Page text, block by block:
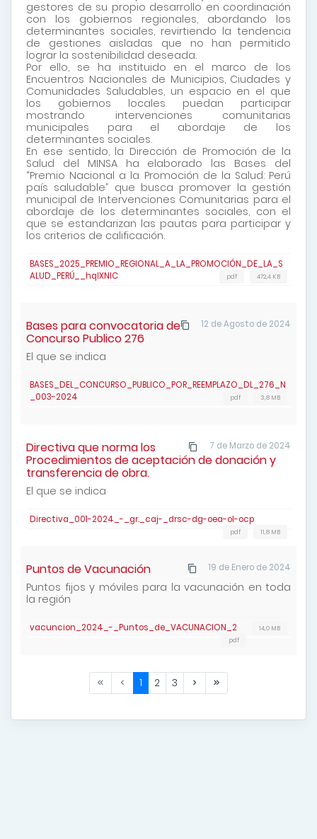
gestores de su propio desarrollo en coordinación
con los gobiernos regionales, abordando los
determinantes sociales, revirtiendo la tendencia
de gestiones aisladas que no han permitido
lograr la sostenibilidad deseada.
Por ello, se ha instituido en el marco de los
Encuentros Nacionales de Municipios, Ciudades y
Comunidades Saludables, un espacio en el que
los gobiernos locales puedan participar
mostrando intervenciones comunitarias
municipales para el abordaje de los
determinantes sociales.
En ese sentido, la Dirección de Promoción de la
Salud del MINSA ha elaborado las Bases del
“Premio Nacional a la Promoción de la Salud: Perú
país saludable” que busca promover la gestión
municipal de Intervenciones Comunitarias para el
abordaje de los determinantes sociales, con el
que se estandarizan las pautas para participar y
los criterios de calificación.
BASES_2025_PREMIO_REGIONAL_A_LA_PROMOCIÓN_DE_LA_S
ALUD_PERÚ__hqIXNIC
472,4 KB
pdf
12 de Agosto de 2024
Bases para convocatoria de
Concurso Publico 276
El que se indica
BASES_DEL_CONCURSO_PUBLICO_POR_REEMPLAZO_DL_276_N
_003-2024
3,8 MB
pdf
7 de Marzo de 2024
Directiva que norma los
Procedimientos de aceptación de donación y
transferencia de obra.
El que se indica
Directiva_001-2024_-_gr._caj-_drsc-dg-oea-ol-ocp
11,8 MB
pdf
19 de Enero de 2024
Puntos de Vacunación
Puntos fijos y móviles para la vacunación en toda
la región
vacuncion_2024_-_Puntos_de_VACUNACION_2
14,0 MB
pdf
1 2 3